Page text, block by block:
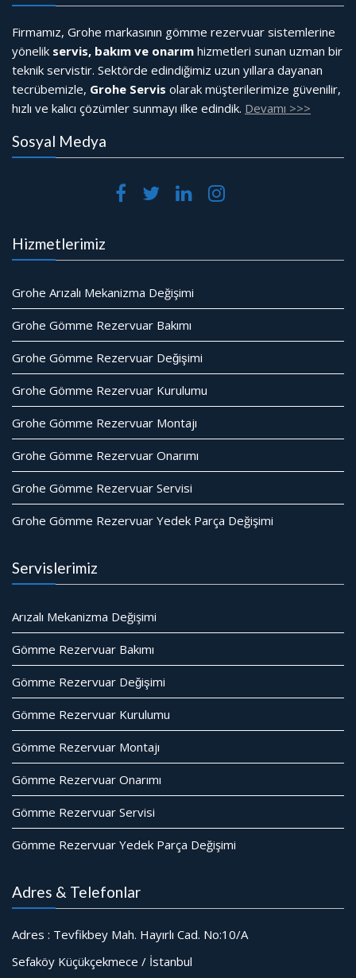
Firmamız, Grohe markasının gömme rezervuar sistemlerine
yönelik servis, bakım ve onarım hizmetleri sunan uzman bir
teknik servistir. Sektörde edindiğimiz uzun yıllara dayanan
tecrübemizle, Grohe Servis olarak müşterilerimize güvenilir,
hızlı ve kalıcı çözümler sunmayı ilke edindik. Devamı >>>
Sosyal Medya
Hizmetlerimiz
Grohe Arızalı Mekanizma Değişimi
Grohe Gömme Rezervuar Bakımı
Grohe Gömme Rezervuar Değişimi
Grohe Gömme Rezervuar Kurulumu
Grohe Gömme Rezervuar Montajı
Grohe Gömme Rezervuar Onarımı
Grohe Gömme Rezervuar Servisi
Grohe Gömme Rezervuar Yedek Parça Değişimi
Servislerimiz
Arızalı Mekanizma Değişimi
Gömme Rezervuar Bakımı
Gömme Rezervuar Değişimi
Gömme Rezervuar Kurulumu
Gömme Rezervuar Montajı
Gömme Rezervuar Onarımı
Gömme Rezervuar Servisi
Gömme Rezervuar Yedek Parça Değişimi
Adres & Telefonlar
Adres : Tevfikbey Mah. Hayırlı Cad. No:10/A
Sefaköy Küçükçekmece / İstanbul